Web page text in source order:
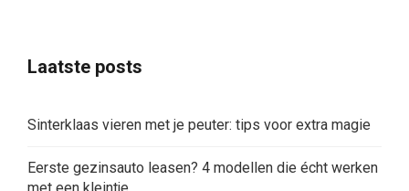
Laatste posts
Sinterklaas vieren met je peuter: tips voor extra magie
Eerste gezinsauto leasen? 4 modellen die écht werken